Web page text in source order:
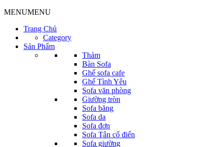
MENUMENU
Trang Chủ
Category
Sản Phẩm
Thảm
Bàn Sofa
Ghế sofa cafe
Ghế Tình Yêu
Sofa văn phòng
Giường tròn
Sofa băng
Sofa da
Sofa đơn
Sofa Tân cổ điển
Sofa giường